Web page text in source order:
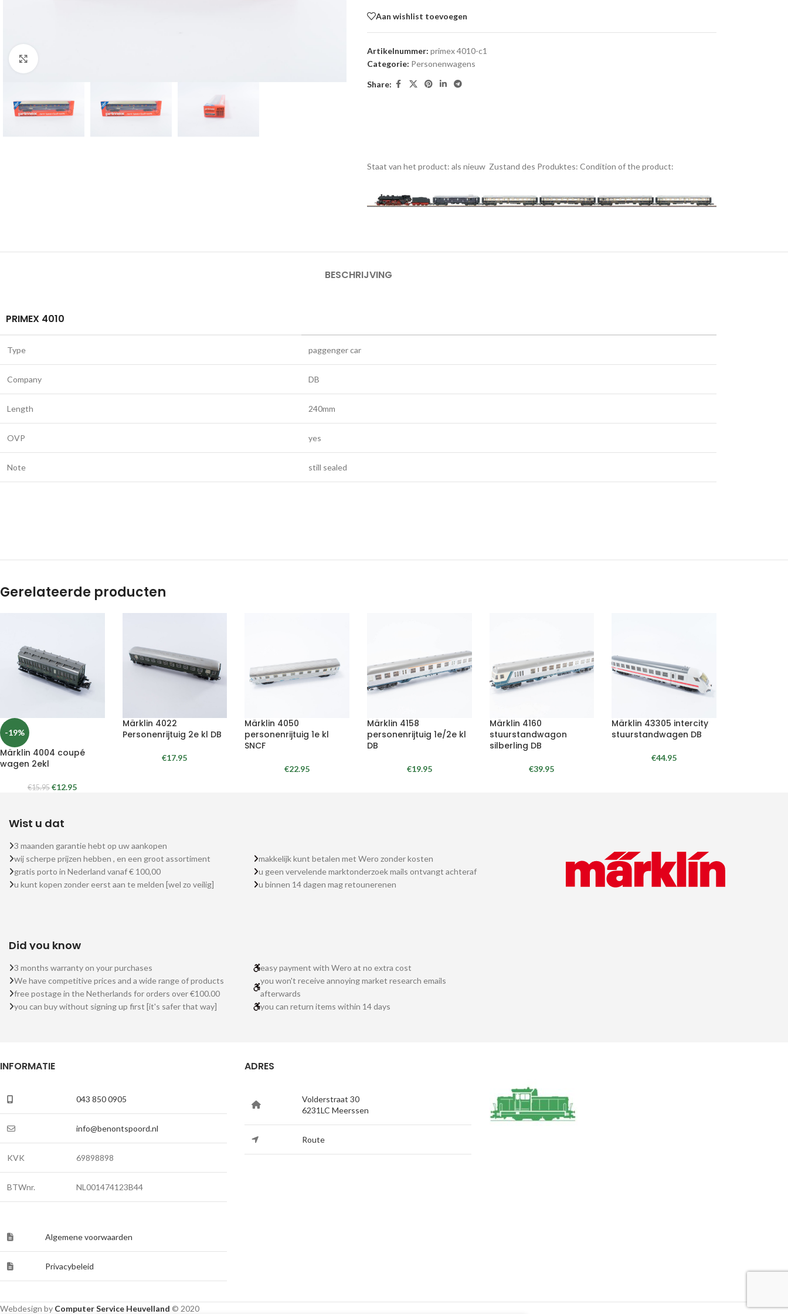
Aan wishlist toevoegen
Artikelnummer: primex 4010-c1
Categorie: Personenwagens
Share:
Staat van het product: als nieuw Zustand des Produktes: Condition of the product:
BESCHRIJVING
PRIMEX 4010
Type paggenger car
Company DB
Length 240mm
OVP yes
Note still sealed
Gerelateerde producten
-19%
Märklin 4004 coupé
wagen 2ekl
€15.95 €12.95
Märklin 4022
Personenrijtuig 2e kl DB
€17.95
Märklin 4050
personenrijtuig 1e kl
SNCF
€22.95
Märklin 4158
personenrijtuig 1e/2e kl
DB
€19.95
Märklin 4160
stuurstandwagon
silberling DB
€39.95
Märklin 43305 intercity
stuurstandwagen DB
€44.95
Wist u dat
3 maanden garantie hebt op uw aankopen
wij scherpe prijzen hebben , en een groot assortiment
gratis porto in Nederland vanaf € 100,00
u kunt kopen zonder eerst aan te melden [wel zo veilig]
makkelijk kunt betalen met Wero zonder kosten
u geen vervelende marktonderzoek mails ontvangt achteraf
u binnen 14 dagen mag retounerenen
Did you know
3 months warranty on your purchases
We have competitive prices and a wide range of products
free postage in the Netherlands for orders over €100.00
you can buy without signing up first [it's safer that way]
easy payment with Wero at no extra cost
you won't receive annoying market research emails
afterwards
you can return items within 14 days
INFORMATIE
043 850 0905
info@benontspoord.nl
KVK 69898898
BTWnr. NL001474123B44
Algemene voorwaarden
Privacybeleid
ADRES
Volderstraat 30
6231LC Meerssen
Route
Webdesign by Computer Service Heuvelland © 2020